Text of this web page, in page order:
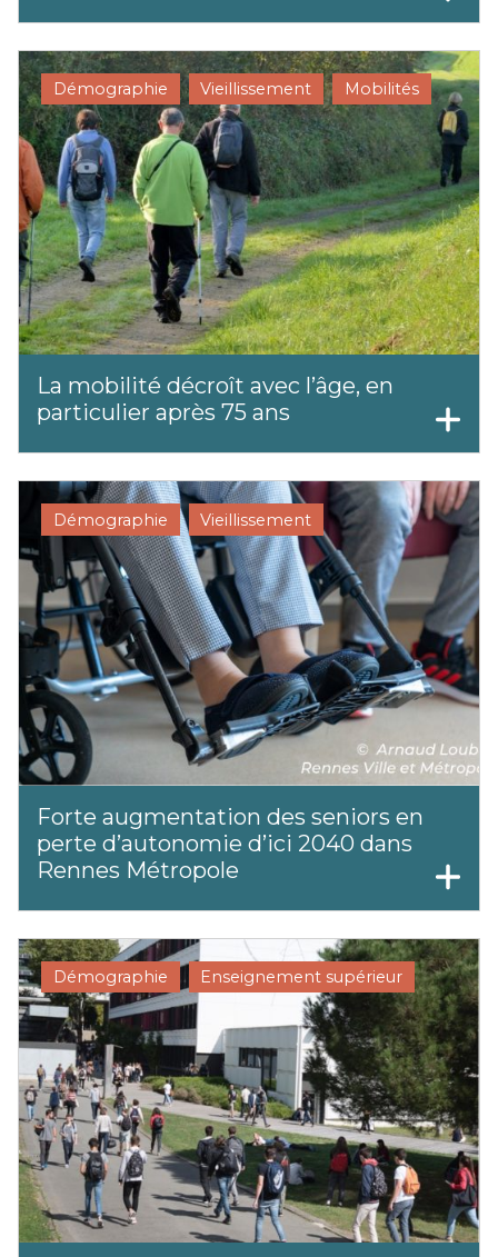
Démographie Vieillissement Mobilités
La mobilité décroît avec l’âge, en
particulier après 75 ans
Démographie Vieillissement
Forte augmentation des seniors en
perte d’autonomie d’ici 2040 dans
Rennes Métropole
Démographie Enseignement supérieur